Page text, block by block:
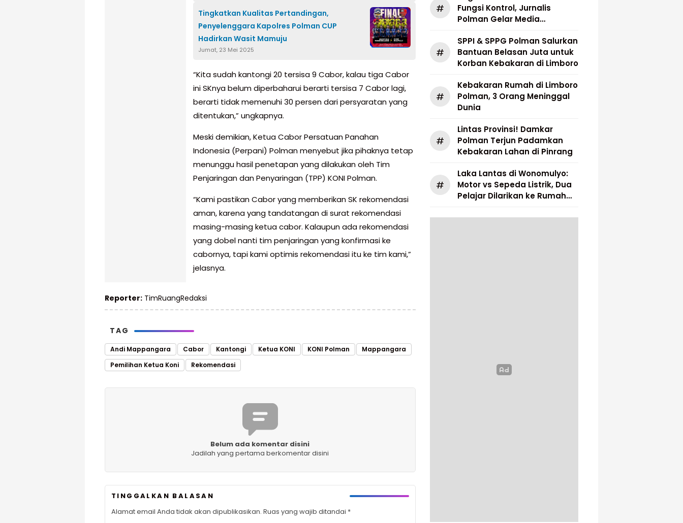
Tingkatkan Kualitas Pertandingan,
Penyelenggara Kapolres Polman CUP
Hadirkan Wasit Mamuju
Jumat, 23 Mei 2025
“Kita sudah kantongi 20 tersisa 9 Cabor, kalau tiga Cabor
ini SKnya belum diperbaharui berarti tersisa 7 Cabor lagi,
berarti tidak memenuhi 30 persen dari persyaratan yang
ditentukan,” ungkapnya.
Meski demikian, Ketua Cabor Persatuan Panahan
Indonesia (Perpani) Polman menyebut jika pihaknya tetap
menunggu hasil penetapan yang dilakukan oleh Tim
Penjaringan dan Penyaringan (TPP) KONI Polman.
“Kami pastikan Cabor yang memberikan SK rekomendasi
aman, karena yang tandatangan di surat rekomendasi
masing-masing ketua cabor. Kalaupun ada rekomendasi
yang dobel nanti tim penjaringan yang konfirmasi ke
cabornya, tapi kami optimis rekomendasi itu ke tim kami,”
jelasnya.
Reporter: TimRuangRedaksi
TAG
Andi Mappangara Cabor Kantongi Ketua KONI KONI Polman
Mappangara
Pemilihan Ketua Koni
Rekomendasi
Belum ada komentar disini
Jadilah yang pertama berkomentar disini
TINGGALKAN BALASAN
Alamat email Anda tidak akan dipublikasikan. Ruas yang wajib ditandai *
#
Fungsi Kontrol, Jurnalis
Polman Gelar Media
#
SPPI & SPPG Polman Salurkan
Bantuan Belasan Juta untuk
Korban Kebakaran di Limboro
#
Kebakaran Rumah di Limboro
Polman, 3 Orang Meninggal
Dunia
#
Lintas Provinsi! Damkar
Polman Terjun Padamkan
Kebakaran Lahan di Pinrang
#
Laka Lantas di Wonomulyo:
Motor vs Sepeda Listrik, Dua
Pelajar Dilarikan ke Rumah